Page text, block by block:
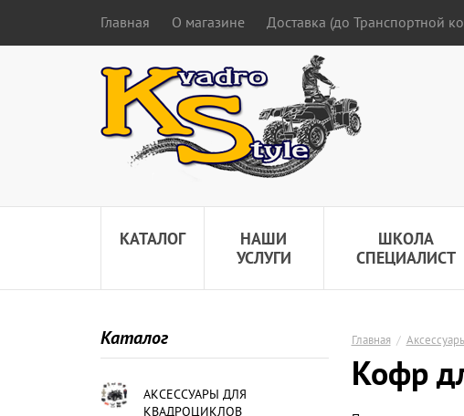
Главная О магазине Доставка (до Транспортной
КАТАЛОГ
НАШИ
УСЛУГИ
ШКОЛА
СПЕЦИАЛИСТ
Каталог
АКСЕССУАРЫ ДЛЯ
КВАДРОЦИКЛОВ
Главная /
Кофр